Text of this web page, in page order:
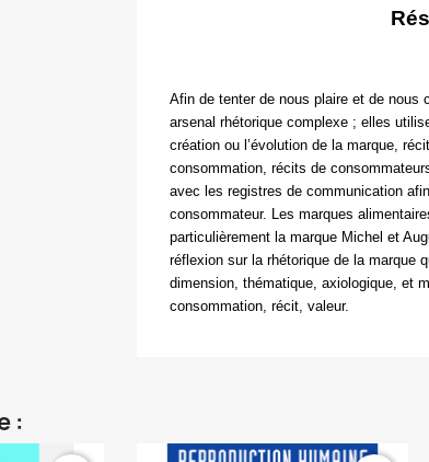
Afin de tenter de nous plaire et de nous
arsenal rhétorique complexe ; elles
création ou l’évolution de la marque,
consommation, récits de
avec les registres de communication
consommateur. Les marques
particulièrement la marque Michel et
réflexion sur la rhétorique de la marque
dimension, thématique, axiologique, et
consommation, récit, valeur.
: